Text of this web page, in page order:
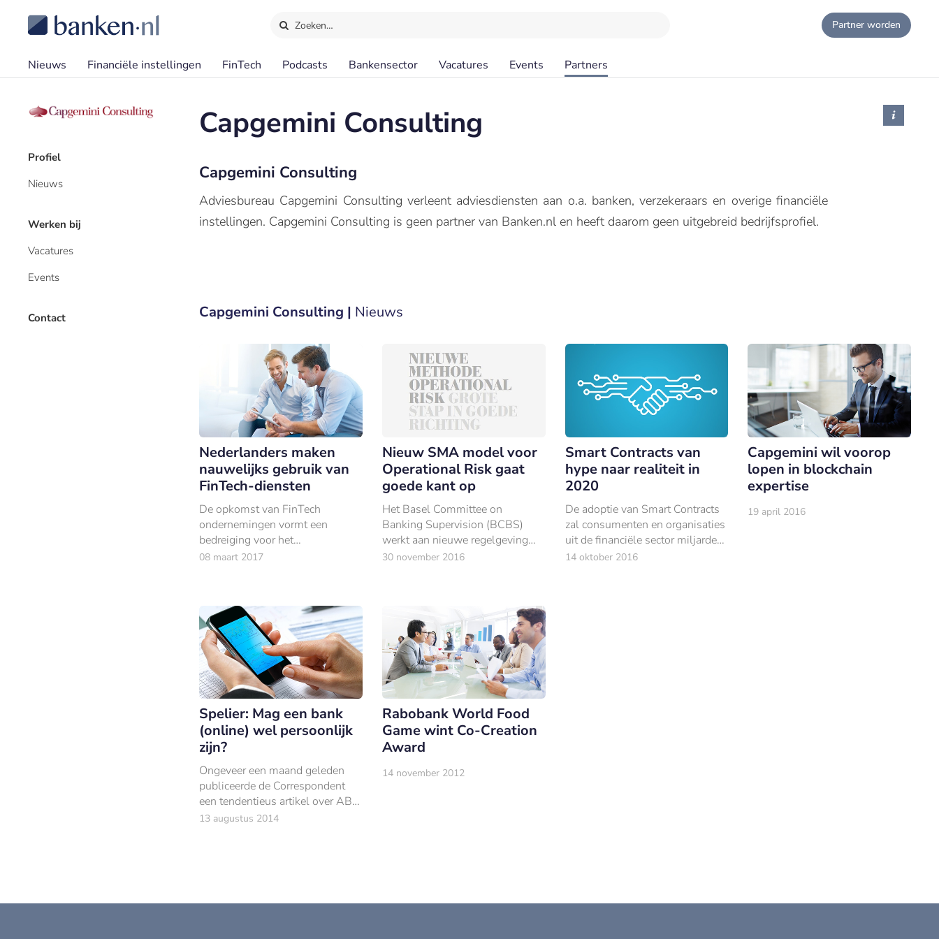
Zoeken… Partner worden
Nieuws Financiële instellingen FinTech Podcasts Bankensector Vacatures Events Partners
Profiel
Nieuws
Werken bij
Vacatures
Events
Contact
Capgemini Consulting
Capgemini Consulting
Adviesbureau Capgemini Consulting verleent adviesdiensten aan o.a. banken, verzekeraars en overige financiële
instellingen. Capgemini Consulting is geen partner van Banken.nl en heeft daarom geen uitgebreid bedrijfsprofiel.
Capgemini Consulting | Nieuws
Nederlanders maken
nauwelijks gebruik van
FinTech-diensten
De opkomst van FinTech
ondernemingen vormt een
bedreiging voor het
marktaandeel van banken.
08 maart 2017
Nieuw SMA model voor
Operational Risk gaat
goede kant op
Het Basel Committee on
Banking Supervision (BCBS)
werkt aan nieuwe regelgeving
voor Operational Risk omdat
weinig v
30 november 2016
Smart Contracts van
hype naar realiteit in
2020
De adoptie van Smart Contracts
zal consumenten en organisaties
uit de financiële sector miljarden
gaan besparen.
14 oktober 2016
Capgemini wil voorop
lopen in blockchain
expertise
19 april 2016
Spelier: Mag een bank
(online) wel persoonlijk
zijn?
Ongeveer een maand geleden
publiceerde de Correspondent
een tendentieus artikel over ABN
AMRO, die informatie over
13 augustus 2014
Rabobank World Food
Game wint Co-Creation
Award
14 november 2012